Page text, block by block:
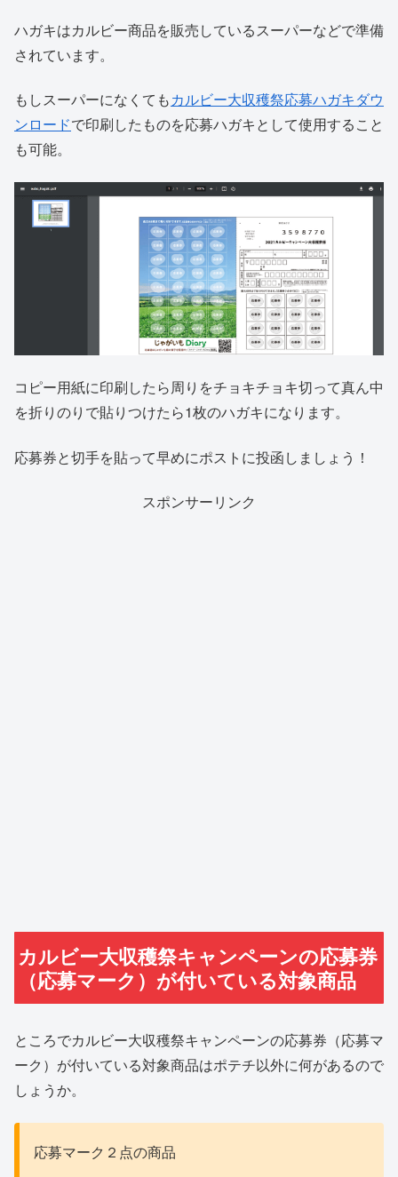
ハガキはカルビー商品を販売しているスーパーなどで準備
されています。
もしスーパーになくてもカルビー大収穫祭応募ハガキダウ
ンロードで印刷したものを応募ハガキとして使用すること
も可能。
コピー用紙に印刷したら周りをチョキチョキ切って真ん中
を折りのりで貼りつけたら1枚のハガキになります。
応募券と切手を貼って早めにポストに投函しましょう！
スポンサーリンク
カルビー大収穫祭キャンペーンの応募券
（応募マーク）が付いている対象商品
ところでカルビー大収穫祭キャンペーンの応募券（応募マ
ーク）が付いている対象商品はポテチ以外に何があるので
しょうか。
応募マーク２点の商品